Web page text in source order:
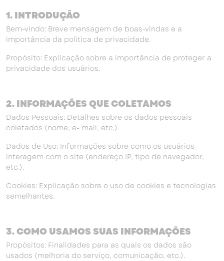
1. INTRODUÇÃO
Bem-vindo: Breve mensagem de boas-vindas e a
importância da política de privacidade.
Propósito: Explicação sobre a importância de proteger a
privacidade dos usuários.
2. INFORMAÇÕES QUE COLETAMOS
Dados Pessoais: Detalhes sobre os dados pessoais
coletados (nome, e- mail, etc.).
Dados de Uso: Informações sobre como os usuários
interagem com o site (endereço IP, tipo de navegador,
etc.).
Cookies: Explicação sobre o uso de cookies e tecnologias
semelhantes.
3. COMO USAMOS SUAS INFORMAÇÕES
Propósitos: Finalidades para as quais os dados são
usados (melhoria do serviço, comunicação, etc.).